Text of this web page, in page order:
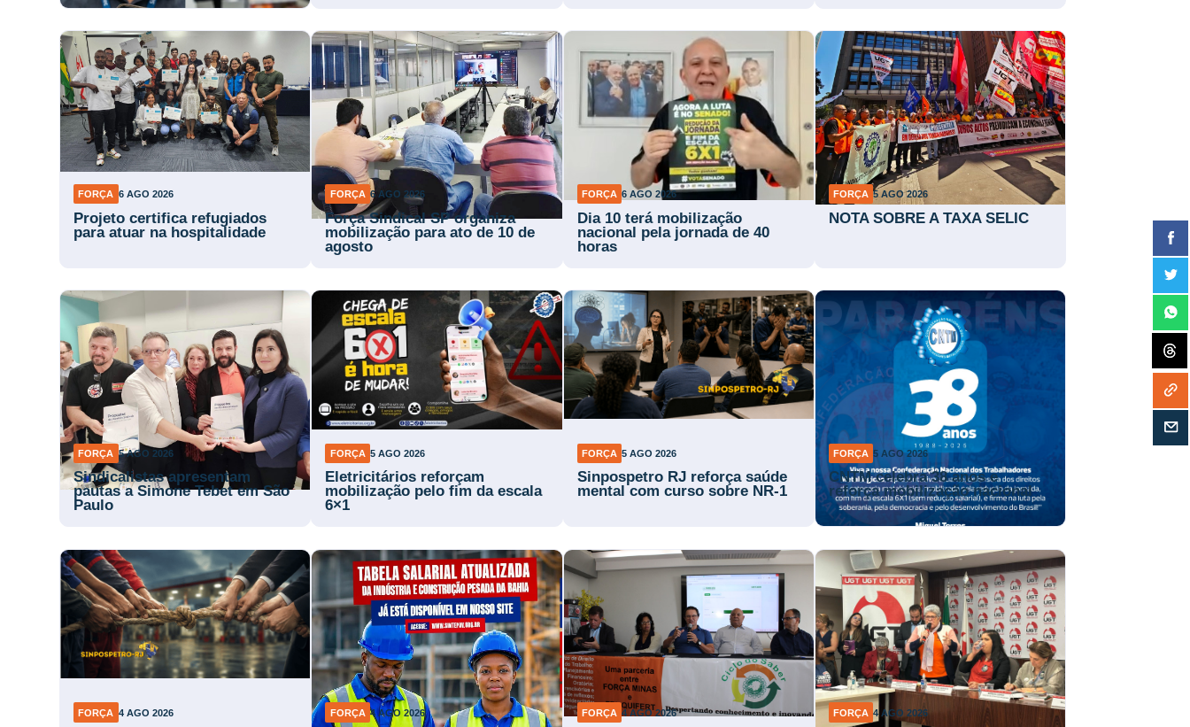
FORÇA 6 AGO 2026
Projeto certifica refugiados
para atuar na hospitalidade
FORÇA 6 AGO 2026
Força Sindical SP organiza
mobilização para ato de 10 de
agosto
FORÇA 6 AGO 2026
Dia 10 terá mobilização
nacional pela jornada de 40
horas
FORÇA 5 AGO 2026
NOTA SOBRE A TAXA SELIC
FORÇA 5 AGO 2026
Sindicalistas apresentam
pautas a Simone Tebet em São
Paulo
FORÇA 5 AGO 2026
Eletricitários reforçam
mobilização pelo fim da escala
6×1
FORÇA 5 AGO 2026
Sinpospetro RJ reforça saúde
mental com curso sobre NR-1
FORÇA 5 AGO 2026
CNTM celebra 38 anos e
reforça mobilização nacional
FORÇA 4 AGO 2026 FORÇA 4 AGO 2026 FORÇA 4 AGO 2026 FORÇA 4 AGO 2026